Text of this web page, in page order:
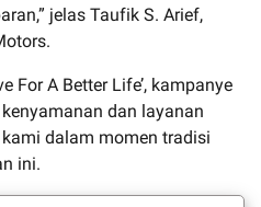
jelas Taufik S. Arief,
For A Better Life’, kampanye
dan layanan
dalam momen tradisi
ini.